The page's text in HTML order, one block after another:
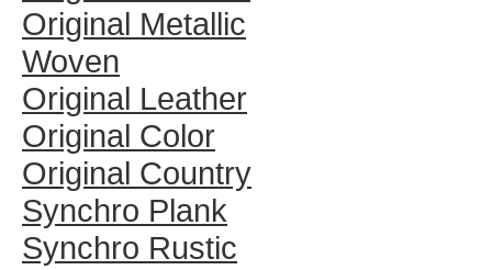
Original Metallic
Woven
Original Leather
Original Color
Original Country
Synchro Plank
Synchro Rustic